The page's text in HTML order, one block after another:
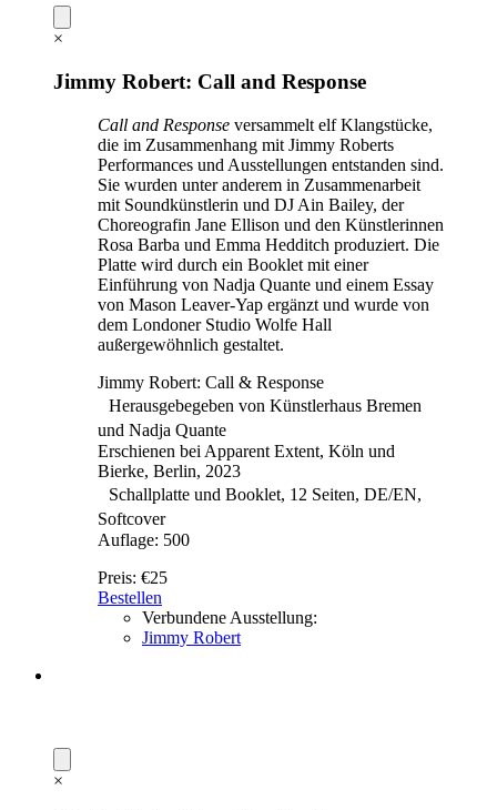
×
Jimmy Robert: Call and Response
Call and Response versammelt elf Klangstücke,
die im Zusammenhang mit Jimmy Roberts
Performances und Ausstellungen entstanden sind.
Sie wurden unter anderem in Zusammenarbeit
mit Soundkünstlerin und DJ Ain Bailey, der
Choreografin Jane Ellison und den Künstlerinnen
Rosa Barba und Emma Hedditch produziert. Die
Platte wird durch ein Booklet mit einer
Einführung von Nadja Quante und einem Essay
von Mason Leaver-Yap ergänzt und wurde von
dem Londoner Studio Wolfe Hall
außergewöhnlich gestaltet.
Jimmy Robert: Call & Response
Herausgebegeben von Künstlerhaus Bremen
und Nadja Quante
Erschienen bei Apparent Extent, Köln und
Bierke, Berlin, 2023
Schallplatte und Booklet, 12 Seiten, DE/EN,
Softcover
Auflage: 500
Preis: €25
Bestellen
Verbundene Ausstellung:
Jimmy Robert
×